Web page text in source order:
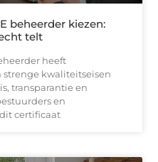
beheerder kiezen:
telt
heeft
kwaliteitseisen
transparantie en
en
certificaat